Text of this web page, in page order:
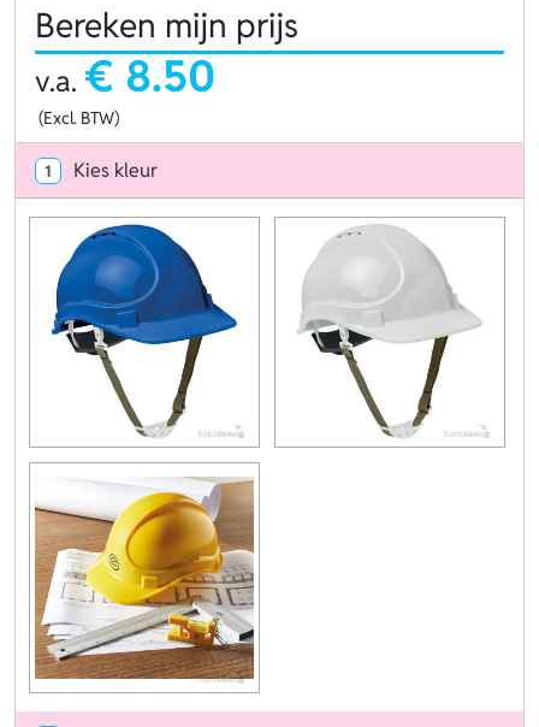
Bereken mijn prijs
v.a. € 8.50
(Excl. BTW)
1 Kies kleur